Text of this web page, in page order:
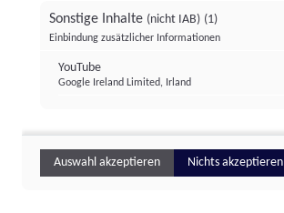
Sonstige Inhalte (nicht IAB) (1)
Einbindung zusätzlicher Informationen
YouTube
Google Ireland Limited, Irland
Auswahl akzeptieren Nichts akzeptieren